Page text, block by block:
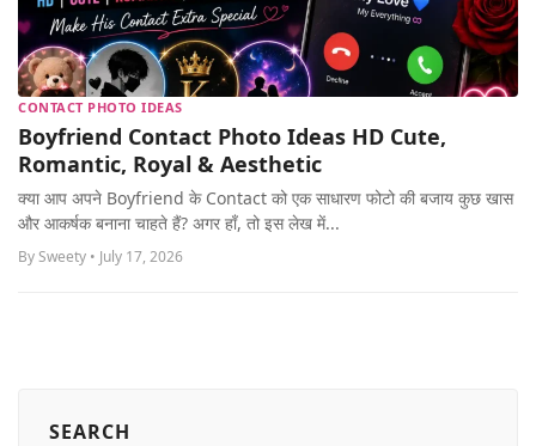
CONTACT PHOTO IDEAS
Boyfriend Contact Photo Ideas HD Cute,
Romantic, Royal & Aesthetic
क्या आप अपने Boyfriend के Contact को एक साधारण फोटो की बजाय कुछ खास
और आकर्षक बनाना चाहते हैं? अगर हाँ, तो इस लेख में...
By Sweety • July 17, 2026
SEARCH